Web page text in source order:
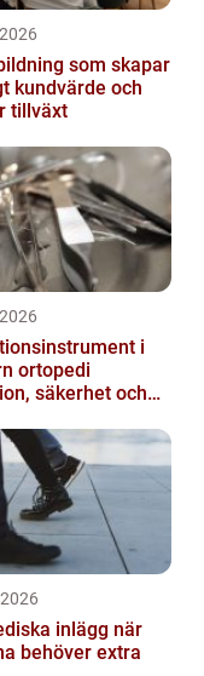
som skapar
kundvärde och
tillväxt
i
ortopedi
säkerhet och
inlägg när
behöver extra